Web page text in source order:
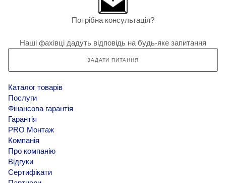
Потрібна консультація?
Наші фахівці дадуть відповідь на будь-яке запитання
ЗАДАТИ ПИТАННЯ
Каталог товарів
Послуги
Фінансова гарантія
Гарантія
PRO Монтаж
Компанія
Про компанію
Відгуки
Сертифікати